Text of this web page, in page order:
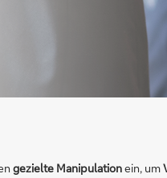
gezielte Manipulationein, um